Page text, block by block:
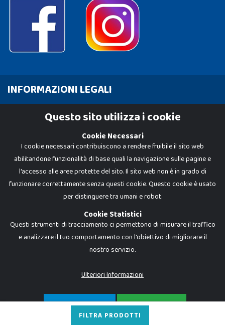
FILTRA PRODOTTI
INFORMAZIONI LEGALI
Cookie Policy
Dadi e Mattoncini è un brand di Giocabene Srl. Ogni riproduzione o utilizzo non
I prezzi e le promozioni pubblicate potrebbero differire da quanto esposto in
P.IVA 02608090425 - REA AN201199 - C.S. 10.000 i.v.
Questo sito utilizza i cookie
Cookie Necessari
I cookie necessari contribuiscono a rendere fruibile il sito web
abilitandone funzionalità di base quali la navigazione sulle pagine e
l'accesso alle aree protette del sito. Il sito web non è in grado di
funzionare correttamente senza questi cookie. Questo cookie è usato
per distinguere tra umani e robot.
Cookie Statistici
Questi strumenti di tracciamento ci permettono di misurare il traffico
e analizzare il tuo comportamento con l'obiettivo di migliorare il
nostro servizio.
Ulteriori Informazioni
SOLO NECESSARI ACCETTA TUTTO